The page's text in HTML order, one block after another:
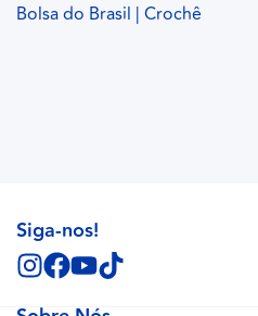
Bolsa do Brasil | Crochê
Siga-nos!